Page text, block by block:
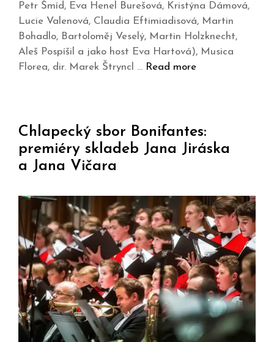
Petr Šmíd, Eva Henel Burešová, Kristýna Dámová,
Lucie Valenová, Claudia Eftimiadisová, Martin
Bohadlo, Bartoloměj Veselý, Martin Holzknecht,
Aleš Pospíšil a jako host Eva Hartová), Musica
Florea, dir. Marek Štryncl … Read more
Chlapecký sbor Bonifantes:
premiéry skladeb Jana Jiráska
a Jana Vičara